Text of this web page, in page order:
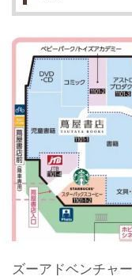
ズーアドベンチャ